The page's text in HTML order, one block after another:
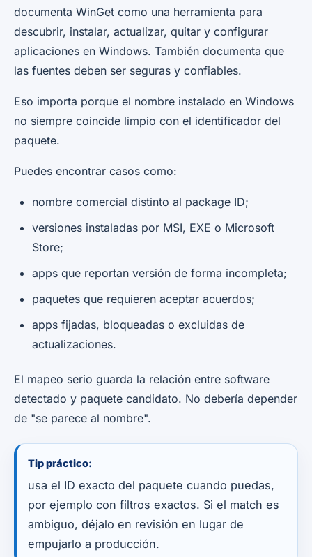
documenta WinGet como una herramienta para
descubrir, instalar, actualizar, quitar y configurar
aplicaciones en Windows. También documenta que
las fuentes deben ser seguras y confiables.
Eso importa porque el nombre instalado en Windows
no siempre coincide limpio con el identificador del
paquete.
Puedes encontrar casos como:
nombre comercial distinto al package ID;
versiones instaladas por MSI, EXE o Microsoft
Store;
apps que reportan versión de forma incompleta;
paquetes que requieren aceptar acuerdos;
apps fijadas, bloqueadas o excluidas de
actualizaciones.
El mapeo serio guarda la relación entre software
detectado y paquete candidato. No debería depender
de "se parece al nombre".
Tip práctico:
usa el ID exacto del paquete cuando puedas,
por ejemplo con filtros exactos. Si el match es
ambiguo, déjalo en revisión en lugar de
empujarlo a producción.